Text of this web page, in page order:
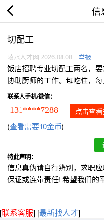
信
切配工
陵水人才网 2026.08.08 举报
饭店招聘专业切配工两名，
协助厨师的工作。包吃住，每
联系人手机/微信：
131****7288 点击查
(查看需要10金币)
特此声明：
信息真伪请自行辨别，求职
保证或连带责任! 希望我们的
[联系客服] [最新找人才]